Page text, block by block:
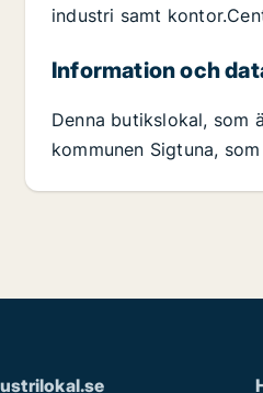
industri samt
Information och
Denna butikslokal, som
kommunen Sigtuna,